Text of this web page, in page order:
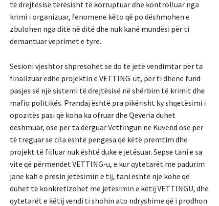
të drejtësisë tërësisht të korruptuar dhe kontrolluar nga
krimi i organizuar, fenomene këto që po dëshmohen e
zbulohen nga ditë në ditë dhe nuk kanë mundësi për ti
demantuar veprimet e tyre.
Sesioni vjeshtor shpresohet se do të jetë vendimtar për ta
finalizuar edhe projektin e VETTING-ut, për ti dhënë fund
pasjes së një sistemi të drejtësisë në shërbim të krimit dhe
mafio politikës. Prandaj është pra pikërisht ky shqetësimi i
opozitës pasi që koha ka ofruar dhe Qeveria duhet
dëshmuar, ose për ta dërguar Vettingun në Kuvend ose për
të treguar se cila është pengesa që këtë premtim dhe
projekt të filluar nuk është duke e jetësuar. Sepse tani e sa
vite që përmendet VETTING-u, e kur qytetarët me padurim
janë kah e presin jetësimin e tij, tani është një kohë që
duhet të konkretizohet me jetësimin e këtij VETTINGU, dhe
qytetarët e këtij vendi ti shohin ato ndryshime që i prodhon